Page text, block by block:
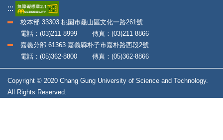
:::
校本部 33303 桃園市龜山區文化一路261號
電話：(03)211-8999 傳真：(03)211-8866
嘉義分部 61363 嘉義縣朴子市嘉朴路西段2號
電話：(05)362-8800 傳真：(05)362-8866
Copyright © 2020 Chang Gung University of Science and Technology.
All Rights Reserved.